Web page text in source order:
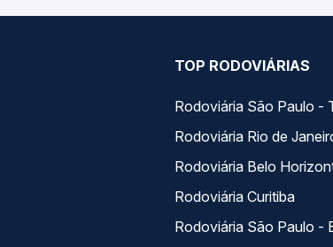
TOP RODOVIÁRIAS
Rodoviária São Paulo -
Rodoviária Rio de
Rodoviária Belo
Rodoviária Curitiba
Rodoviária São Paulo -